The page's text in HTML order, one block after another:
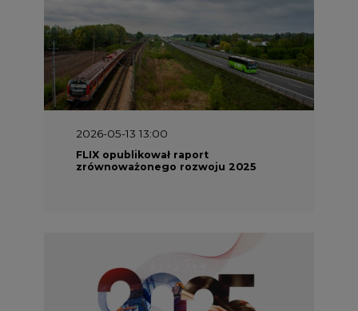
2026-05-13 13:00
FLIX opublikował raport
zrównoważonego rozwoju 2025